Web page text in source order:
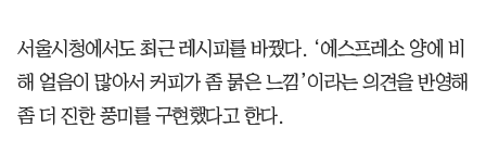
서울시청에서도 최근 레시피를 바꿨다. ‘에스프레소 양에 비
해 얼음이 많아서 커피가 좀 묽은 느낌’이라는 의견을 반영해
좀 더 진한 풍미를 구현했다고 한다.